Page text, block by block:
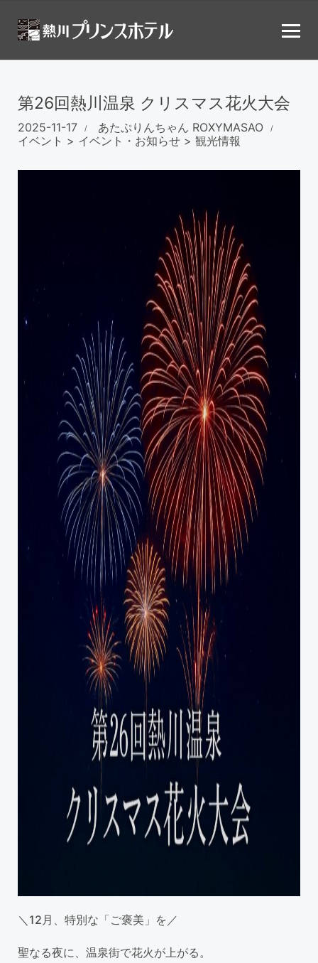
第26回熱川温泉 クリスマス花火大会
2025-11-17 あたぷりんちゃん ROXYMASAO
イベント > イベント・お知らせ > 観光情報
＼12月、特別な「ご褒美」を／
聖なる夜に、温泉街で花火が上がる。